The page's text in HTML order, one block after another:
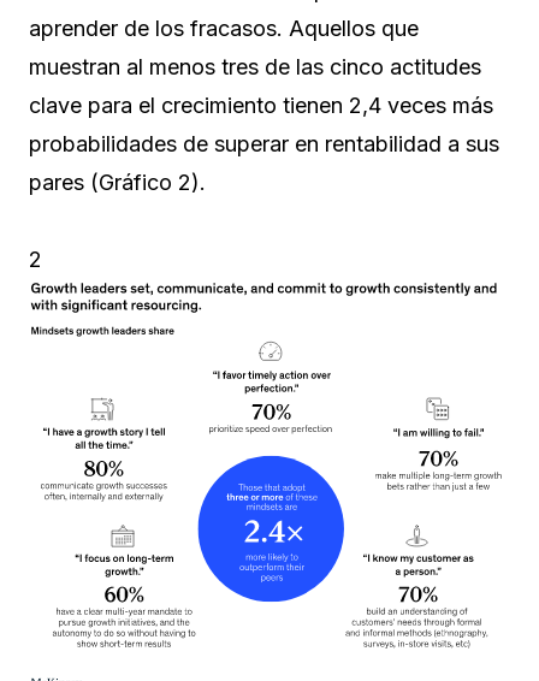
aprender de los fracasos. Aquellos que
muestran al menos tres de las cinco actitudes
clave para el crecimiento tienen 2,4 veces más
probabilidades de superar en rentabilidad a sus
pares (Gráfico 2).
2